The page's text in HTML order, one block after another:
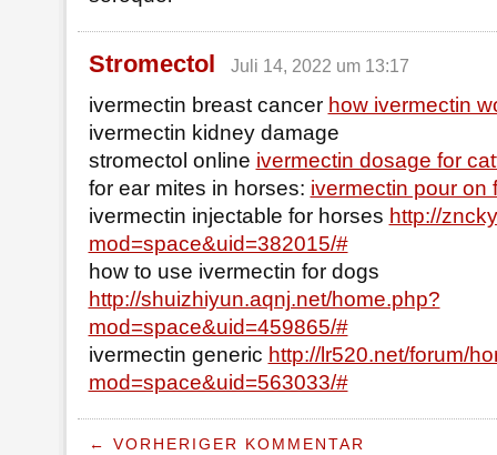
Stromectol Juli 14, 2022 um 13:17
ivermectin breast cancer how ivermectin
ivermectin kidney damage
stromectol online ivermectin dosage for
for ear mites in horses: ivermectin pour on
ivermectin injectable for horses http://
mod=space&uid=382015/#
how to use ivermectin for dogs
http://shuizhiyun.aqnj.net/home.php?
mod=space&uid=459865/#
ivermectin generic http://lr520.net/forum/
mod=space&uid=563033/#
← VORHERIGER KOMMENTAR